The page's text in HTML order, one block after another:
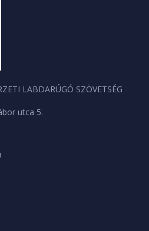
LABDARÚGÓ SZÖVETSÉG
utca 5.